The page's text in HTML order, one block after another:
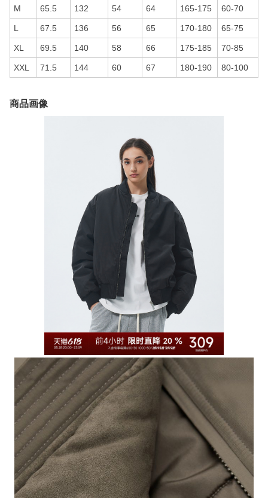
M 65.5 132 54 64 165-175 60-70
L 67.5 136 56 65 170-180 65-75
XL 69.5 140 58 66 175-185 70-85
XXL 71.5 144 60 67 180-190 80-100
商品画像